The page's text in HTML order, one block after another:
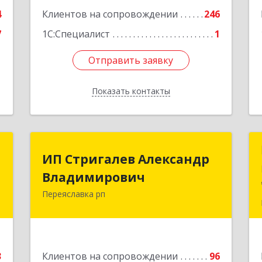
Клиентов на сопровождении
246
1С:Специалист
1
Отправить заявку
Показать контакты
Отправить заявку
Назад
ИП Стригалев Александр
Владимирович
Переяславка рп
Клиентов на сопровождении 96
Владимирович
682910, Хабаровский край, Имени
Подробнее